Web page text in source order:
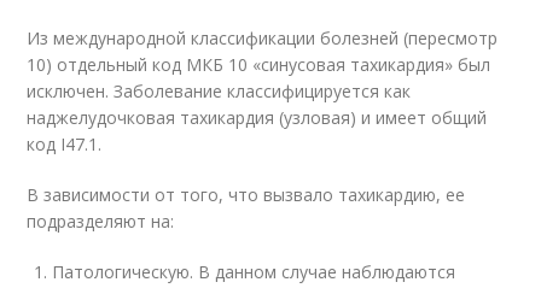
Из международной классификации болезней (пересмотр
10) отдельный код МКБ 10 «синусовая тахикардия» был
исключен. Заболевание классифицируется как
наджелудочковая тахикардия (узловая) и имеет общий
код I47.1.
В зависимости от того, что вызвало тахикардию, ее
подразделяют на:
Патологическую. В данном случае наблюдаются